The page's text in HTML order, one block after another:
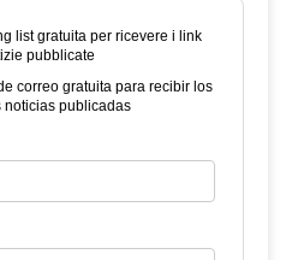
list gratuita per ricevere i link
pubblicate
correo gratuita para recibir los
noticias publicadas